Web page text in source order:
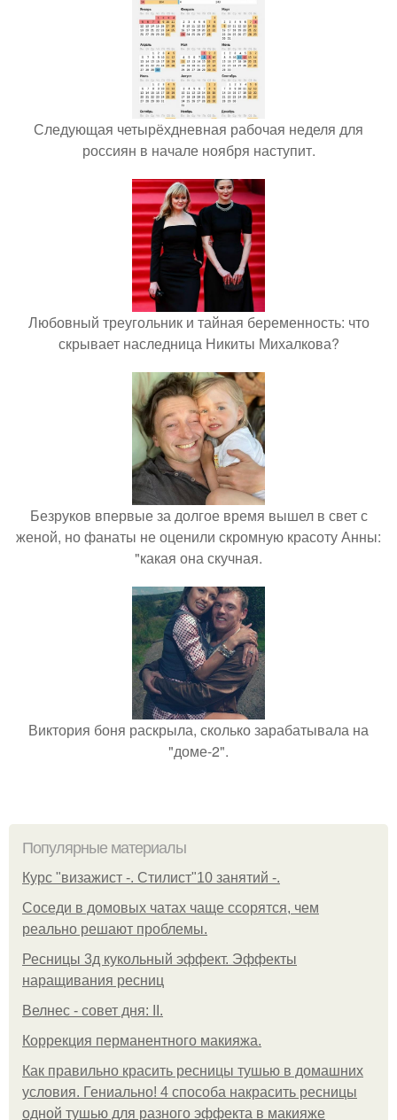
Следующая четырёхдневная рабочая неделя для
россиян в начале ноября наступит.
Любовный треугольник и тайная беременность: что
скрывает наследница Никиты Михалкова?
Безруков впервые за долгое время вышел в свет с
женой, но фанаты не оценили скромную красоту Анны:
"какая она скучная.
Виктория боня раскрыла, сколько зарабатывала на
"доме-2".
Популярные материалы
Курс "визажист -. Стилист"10 занятий -.
Соседи в домовых чатах чаще ссорятся, чем
реально решают проблемы.
Ресницы 3д кукольный эффект. Эффекты
наращивания ресниц
Велнес - совет дня: II.
Коррекция перманентного макияжа.
Как правильно красить ресницы тушью в домашних
условия. Гениально! 4 способа накрасить ресницы
одной тушью для разного эффекта в макияже